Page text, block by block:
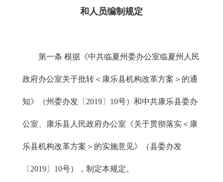
和人员编制规定
第一条 根据《中共临夏州委办公室临夏州人民
政府办公室关于批转＜康乐县机构改革方案＞的通
知》（州委办发〔2019〕10号）和中共康乐县委办
公室、康乐县人民政府办公室《关于贯彻落实＜康
乐县机构改革方案＞的实施意见》（县委办发
〔2019〕10号），制定本规定。